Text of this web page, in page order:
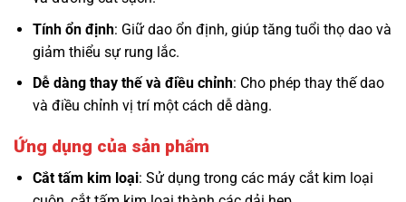
Tính ổn định: Giữ dao ổn định, giúp tăng tuổi thọ dao và
giảm thiểu sự rung lắc.
Dễ dàng thay thế và điều chỉnh: Cho phép thay thế dao
và điều chỉnh vị trí một cách dễ dàng.
Ứng dụng của sản phẩm
Cắt tấm kim loại: Sử dụng trong các máy cắt kim loại